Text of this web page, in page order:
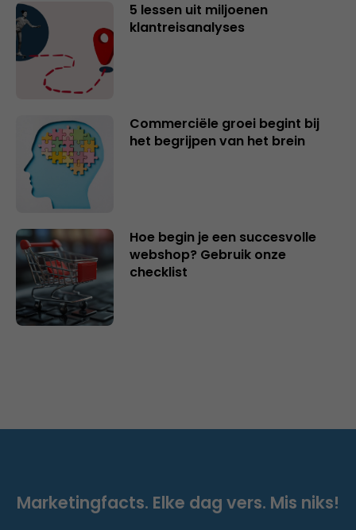
5 lessen uit miljoenen
klantreisanalyses
Commerciële groei begint bij
het begrijpen van het brein
Hoe begin je een succesvolle
webshop? Gebruik onze
checklist
Marketingfacts. Elke dag vers. Mis niks!